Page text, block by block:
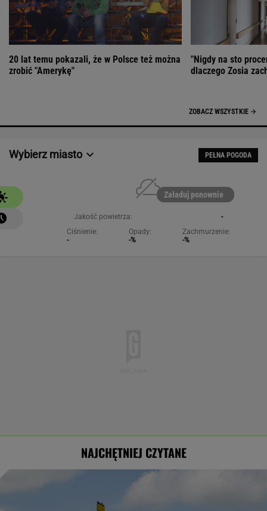
20 lat temu pokazali, że w Polsce też można
zrobić "Amerykę"
"Nigdy na sto
dlaczego Zosia
ZOBACZ WSZYSTKIE
Wybierz miasto PEŁNA POGODA
Załaduj ponownie
Jakość powietrza:
-
Ciśnienie:
-
Opady:
-%
Zachmurzenie:
-%
NAJCHĘTNIEJ CZYTANE